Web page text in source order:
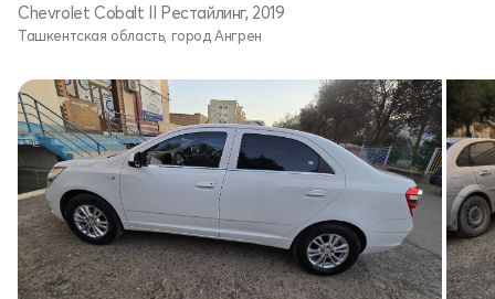
Chevrolet Cobalt II Рестайлинг, 2019
Ташкентская область, город Ангрен